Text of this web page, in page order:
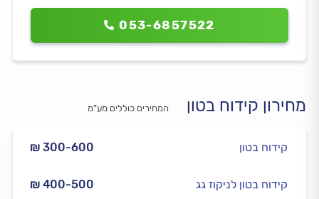
053-6857522
מחירון קידוח בטון המחירים כוללים מע”מ
₪ 300-600 קידוח בטון
₪ 400-500 קידוח בטון לניקוז גג